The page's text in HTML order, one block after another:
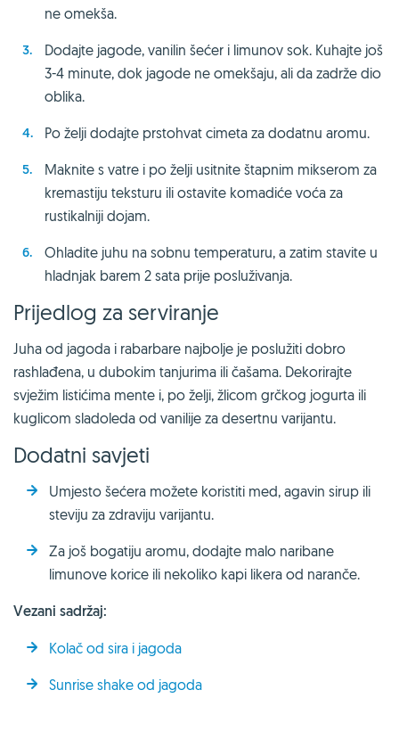
ne omekša.
Dodajte jagode, vanilin šećer i limunov sok. Kuhajte još
3-4 minute, dok jagode ne omekšaju, ali da zadrže dio
oblika.
Po želji dodajte prstohvat cimeta za dodatnu aromu.
Maknite s vatre i po želji usitnite štapnim mikserom za
kremastiju teksturu ili ostavite komadiće voća za
rustikalniji dojam.
Ohladite juhu na sobnu temperaturu, a zatim stavite u
hladnjak barem 2 sata prije posluživanja.
Prijedlog za serviranje
Juha od jagoda i rabarbare najbolje je poslužiti dobro
rashlađena, u dubokim tanjurima ili čašama. Dekorirajte
svježim listićima mente i, po želji, žlicom grčkog jogurta ili
kuglicom sladoleda od vanilije za desertnu varijantu.
Dodatni savjeti
Umjesto šećera možete koristiti med, agavin sirup ili
steviju za zdraviju varijantu.
Za još bogatiju aromu, dodajte malo naribane
limunove korice ili nekoliko kapi likera od naranče.
Vezani sadržaj:
Kolač od sira i jagoda
Sunrise shake od jagoda